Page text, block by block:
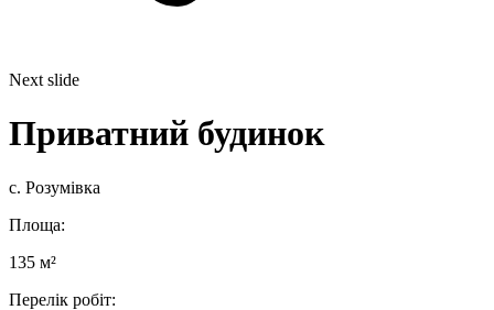
Next slide
Приватний будинок
с. Розумівка
Площа:
135 м²
Перелік робіт: